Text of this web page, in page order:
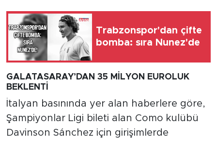
Trabzonspor'dan çifte
bomba: sıra Nunez'de
GALATASARAY’DAN 35 MİLYON EUROLUK
BEKLENTİ
İtalyan basınında yer alan haberlere göre,
Şampiyonlar Ligi bileti alan Como kulübü
Davinson Sánchez için girişimlerde